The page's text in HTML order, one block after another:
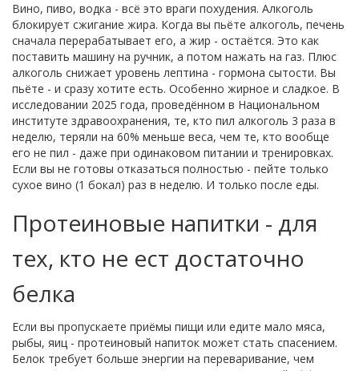
Вино, пиво, водка - всё это враги похудения. Алкоголь
блокирует сжигание жира. Когда вы пьёте алкоголь, печень
сначала перерабатывает его, а жир - остаётся. Это как
поставить машину на ручник, а потом нажать на газ. Плюс
алкоголь снижает уровень лептина - гормона сытости. Вы
пьёте - и сразу хотите есть. Особенно жирное и сладкое. В
исследовании 2025 года, проведённом в Национальном
институте здравоохранения, те, кто пил алкоголь 3 раза в
неделю, теряли на 60% меньше веса, чем те, кто вообще
его не пил - даже при одинаковом питании и тренировках.
Если вы не готовы отказаться полностью - пейте только
сухое вино (1 бокал) раз в неделю. И только после еды.
Протеиновые напитки - для
тех, кто не ест достаточно
белка
Если вы пропускаете приёмы пищи или едите мало мяса,
рыбы, яиц - протеиновый напиток может стать спасением.
Белок требует больше энергии на переваривание, чем